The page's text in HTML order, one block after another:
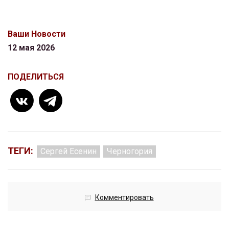
Ваши Новости
12 мая 2026
ПОДЕЛИТЬСЯ
ТЕГИ: Сергей Есенин Черногория
Комментировать